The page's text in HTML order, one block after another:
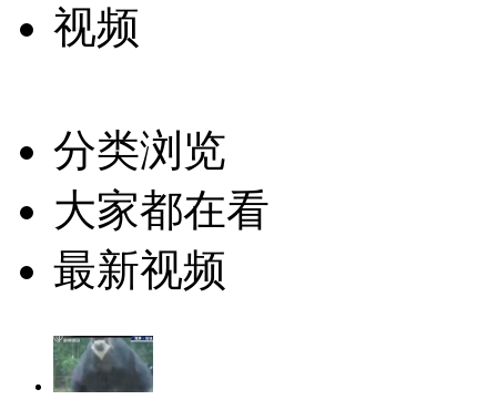
视频
分类浏览
大家都在看
最新视频